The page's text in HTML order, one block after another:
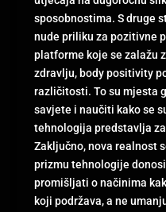
sposobnostima. S druge
nude priliku za pozitivne
platforme koje se zalažu
zdravlju, body positivity
različitosti. To su mjesta
savjete i naučiti kako se
tehnologija predstavlja
Zaključno, nova realnost
prizmu tehnologije
promišljati o načinima
koji podržava, a ne